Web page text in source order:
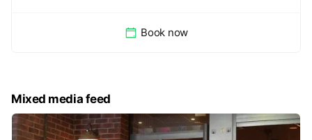
Book now
Mixed media feed